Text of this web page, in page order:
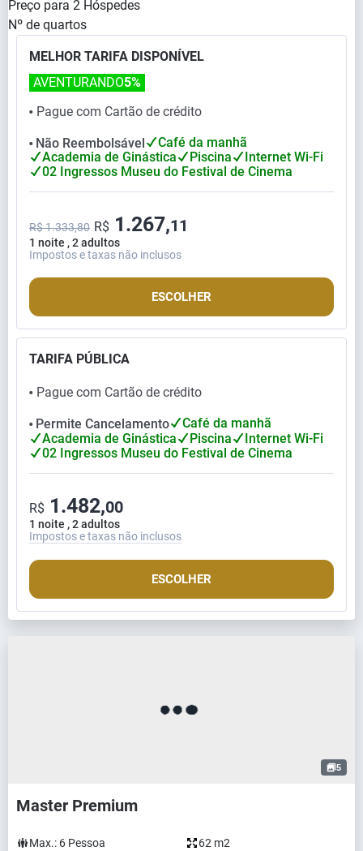
Preço para 2 Hóspedes
Nº de quartos
MELHOR TARIFA DISPONÍVEL
⬤ Pague com Cartão de crédito
AVENTURANDO5%
⬤ Não Reembolsável
Café da manhã
Academia de Ginástica
Piscina
Internet Wi-Fi
02 Ingressos Museu do Festival de Cinema
1 noite , 2 adultos
R$ 1.333,80 R$ 1.267,11
Impostos e taxas não inclusos
ESCOLHER
TARIFA PÚBLICA
⬤ Pague com Cartão de crédito
⬤ Permite Cancelamento
Café da manhã
Academia de Ginástica
Piscina
Internet Wi-Fi
02 Ingressos Museu do Festival de Cinema
1 noite , 2 adultos
R$ 1.482,00
Impostos e taxas não inclusos
ESCOLHER
5
Master Premium
Max.: 6 Pessoa
62 m2